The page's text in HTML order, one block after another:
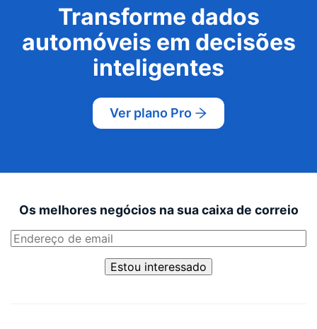
Transforme dados
automóveis em decisões
inteligentes
Ver plano Pro
Os melhores negócios na sua caixa de correio
Estou interessado